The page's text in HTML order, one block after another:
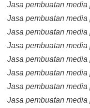
Jasa pembuatan
Jasa pembuatan
Jasa pembuatan
Jasa pembuatan
Jasa pembuatan
Jasa pembuatan
Jasa pembuatan
Jasa pembuatan